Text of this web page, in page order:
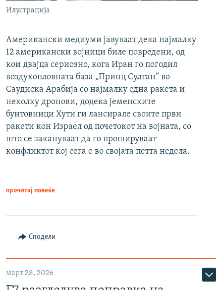
Илустрација
Американски медиуми јавуваат дека најмалку
12 американски војници биле повредени, од
кои двајца сериозно, кога Иран го погодил
воздухопловната база „Принц Султан“ во
Саудиска Арабија со најмалку една ракета и
неколку дронови, додека јеменските
бунтовници Хути ги лансирале своите први
ракети кон Израел од почетокот на војната, со
што се закануваат да го прошируваат
конфликтот кој сега е во својата петта недела.
прочитај повеќе
Сподели
март 28, 2026